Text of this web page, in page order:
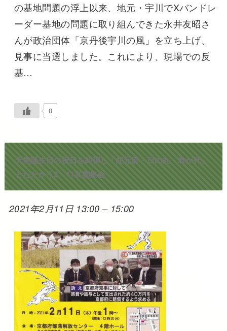
の基地問題の浮上以来、地元・宇川でXバンドレ
ーダー基地の問題に取り組んできた永井友昭さ
んが政治団体「京丹後宇川の風」を立ち上げ、
見事に当選しました。これにより、現場での反
基…
0
天皇誕生日の祝日を糾弾し「紀元節・日の丸・君が代」
とたたかう2・11京都集会
2021年2月11日 13:00 – 15:00